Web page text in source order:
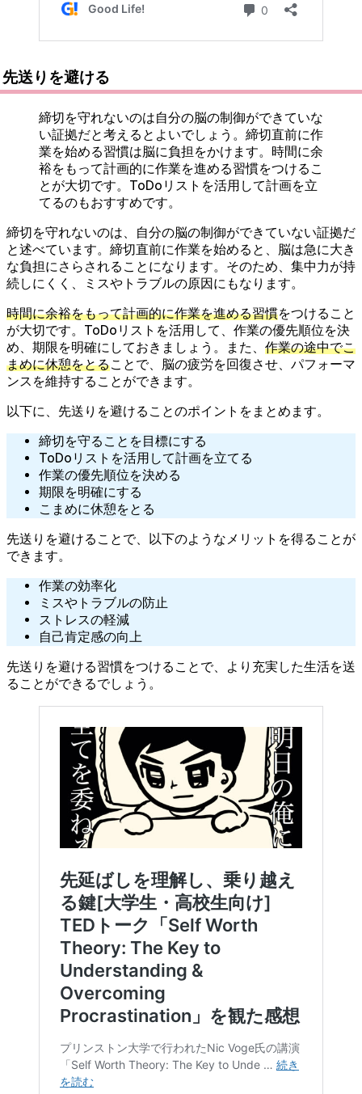
先送りを避ける
締切を守れないのは自分の脳の制御ができていな
い証拠だと考えるとよいでしょう。締切直前に作
業を始める習慣は脳に負担をかけます。時間に余
裕をもって計画的に作業を進める習慣をつけるこ
とが大切です。ToDoリストを活用して計画を立
てるのもおすすめです。
締切を守れないのは、自分の脳の制御ができていない証拠だ
と述べています。締切直前に作業を始めると、脳は急に大き
な負担にさらされることになります。そのため、集中力が持
続しにくく、ミスやトラブルの原因にもなります。
時間に余裕をもって計画的に作業を進める習慣をつけること
が大切です。ToDoリストを活用して、作業の優先順位を決
め、期限を明確にしておきましょう。また、 作業の途中でこ
まめに休憩をとることで、脳の疲労を回復させ、パフォーマ
ンスを維持することができます。
以下に、先送りを避けることのポイントをまとめます。
締切を守ることを目標にする
ToDoリストを活用して計画を立てる
作業の優先順位を決める
期限を明確にする
こまめに休憩をとる
先送りを避けることで、以下のようなメリットを得ることが
できます。
作業の効率化
ミスやトラブルの防止
ストレスの軽減
自己肯定感の向上
先送りを避ける習慣をつけることで、より充実した生活を送
ることができるでしょう。